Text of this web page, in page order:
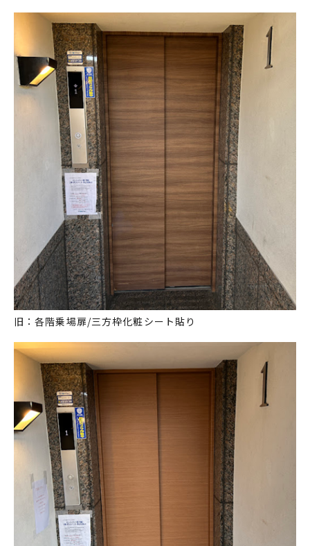
旧：各階乗場扉/三方枠化粧シート貼り